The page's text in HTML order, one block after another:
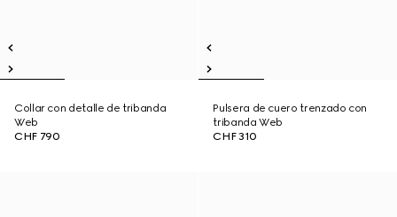
Collar con detalle de tribanda
Web
CHF 790
Pulsera de cuero trenzado con
tribanda Web
CHF 310